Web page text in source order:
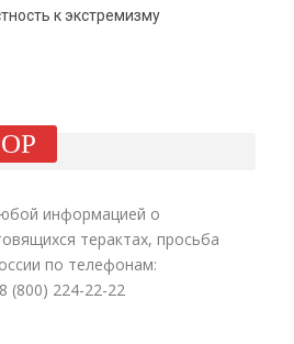
к экстремизму
информацией о
терактах, просьба
по телефонам:
224-22-22